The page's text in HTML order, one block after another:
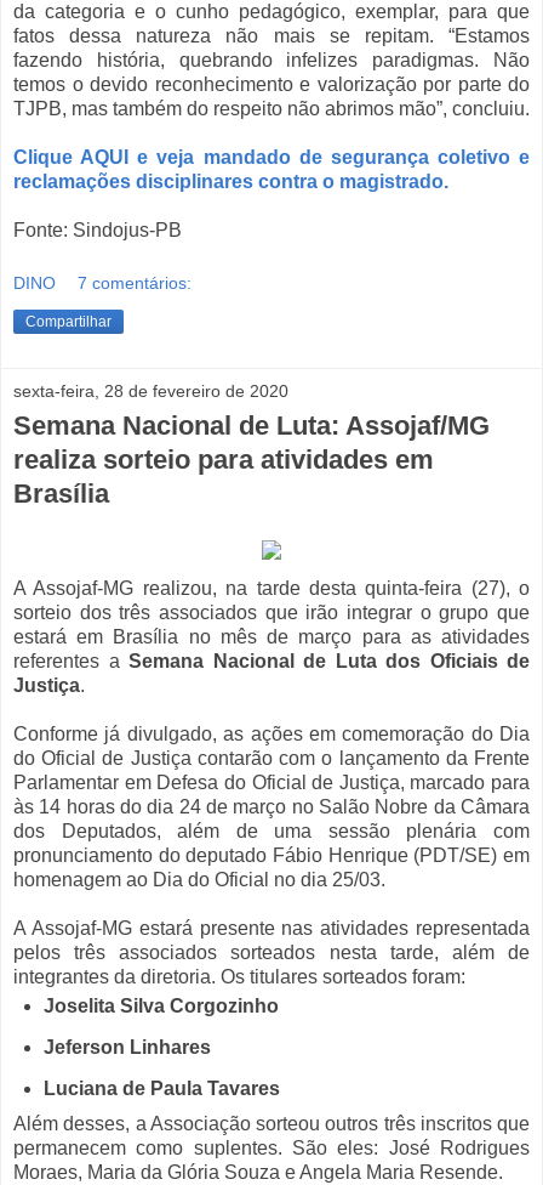
da categoria e o cunho pedagógico, exemplar, para que
fatos dessa natureza não mais se repitam. “Estamos
fazendo história, quebrando infelizes paradigmas. Não
temos o devido reconhecimento e valorização por parte do
TJPB, mas também do respeito não abrimos mão”, concluiu.
Clique AQUI e veja mandado de segurança coletivo e
reclamações disciplinares contra o magistrado.
Fonte: Sindojus-PB
DINO 7 comentários:
Compartilhar
sexta-feira, 28 de fevereiro de 2020
Semana Nacional de Luta: Assojaf/MG
realiza sorteio para atividades em
Brasília
A Assojaf-MG realizou, na tarde desta quinta-feira (27), o
sorteio dos três associados que irão integrar o grupo que
estará em Brasília no mês de março para as atividades
referentes a Semana Nacional de Luta dos Oficiais de
Justiça.
Conforme já divulgado, as ações em comemoração do Dia
do Oficial de Justiça contarão com o lançamento da Frente
Parlamentar em Defesa do Oficial de Justiça, marcado para
às 14 horas do dia 24 de março no Salão Nobre da Câmara
dos Deputados, além de uma sessão plenária com
pronunciamento do deputado Fábio Henrique (PDT/SE) em
homenagem ao Dia do Oficial no dia 25/03.
A Assojaf-MG estará presente nas atividades representada
pelos três associados sorteados nesta tarde, além de
integrantes da diretoria. Os titulares sorteados foram:
Joselita Silva Corgozinho
Jeferson Linhares
Luciana de Paula Tavares
Além desses, a Associação sorteou outros três inscritos que
permanecem como suplentes. São eles: José Rodrigues
Moraes, Maria da Glória Souza e Angela Maria Resende.